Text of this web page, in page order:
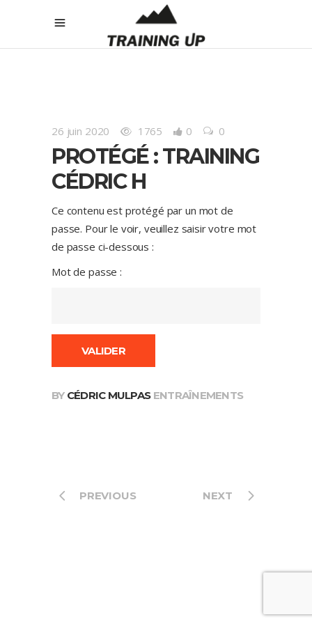
26 juin 2020 1765 0 0
PROTÉGÉ : TRAINING
CÉDRIC H
Ce contenu est protégé par un mot de
passe. Pour le voir, veuillez saisir votre mot
de passe ci-dessous :
Mot de passe :
BY CÉDRIC MULPAS ENTRAÎNEMENTS
PREVIOUS NEXT